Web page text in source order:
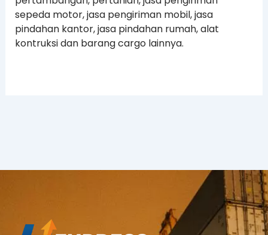
sepeda motor, jasa pengiriman mobil, jasa
pindahan kantor, jasa pindahan rumah, alat
kontruksi dan barang cargo lainnya.